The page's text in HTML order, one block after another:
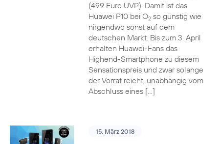
(499 Euro UVP). Damit ist das
Huawei P10 bei O2so günstig wie
nirgendwo sonst auf dem
deutschen Markt. Bis zum 3. April
erhalten Huawei-Fans das
Highend-Smartphone zu diesem
Sensationspreis und zwar solange
der Vorrat reicht, unabhängig vom
Abschluss eines […]
15. März 2018